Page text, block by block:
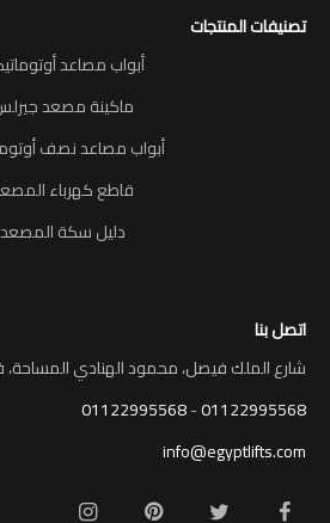
تصنيفات المنتجات
أبواب مصاعد
ماكينة مصعد
أبواب مصاعد نصف
قاطع كهرباء
دليل سكة المصعد
اتصل بنا
شارع الملك فيصل، محمود الهنادي المساحة،
01122995568
-
01122995568
info@egyptlifts.com